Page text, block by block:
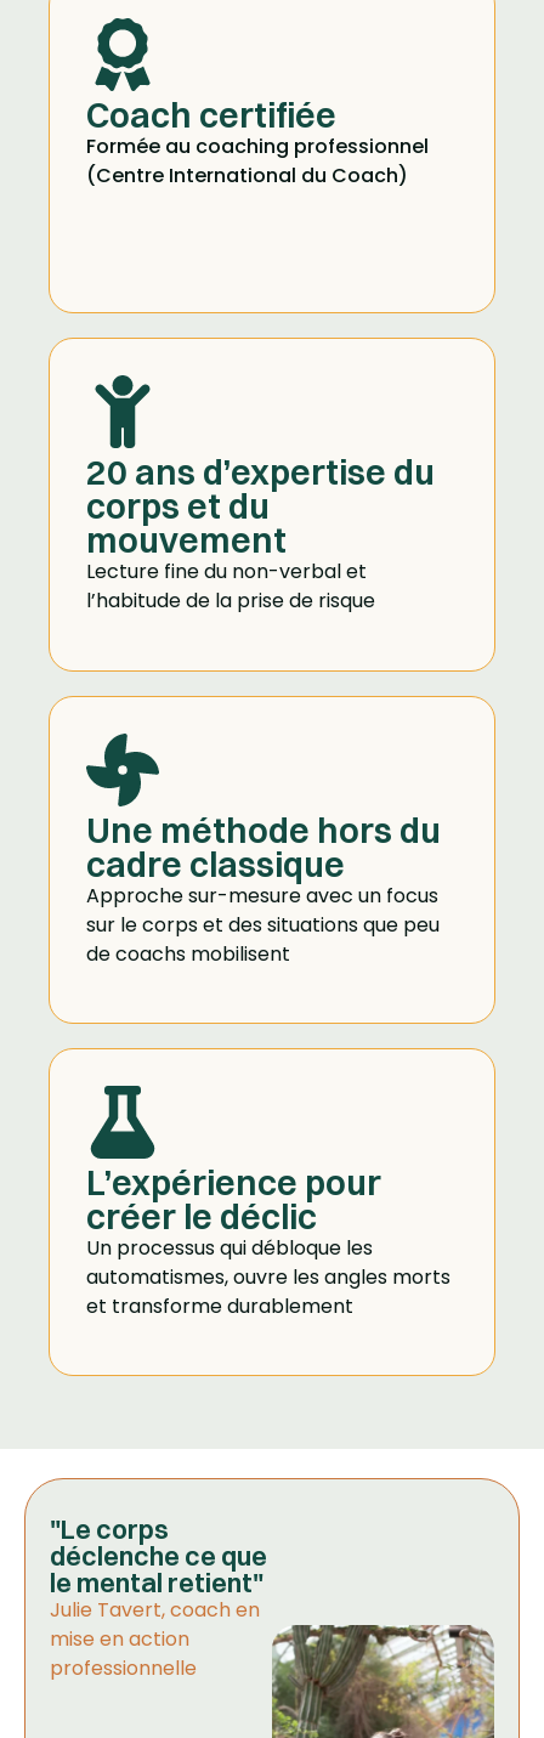
Coach certifiée
Formée au coaching professionnel
(Centre International du Coach)
20 ans d’expertise du
corps et du
mouvement
Lecture fine du non-verbal et
l’habitude de la prise de risque
Une méthode hors du
cadre classique
Approche sur-mesure avec un focus
sur le corps et des situations que peu
de coachs mobilisent
L’expérience pour
créer le déclic
Un processus qui débloque les
automatismes, ouvre les angles morts
et transforme durablement
"Le corps
déclenche ce que
le mental retient"
Julie Tavert, coach en
mise en action
professionnelle